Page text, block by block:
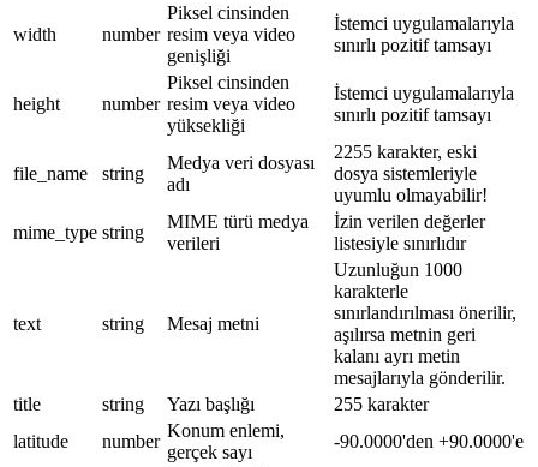
width number
Piksel cinsinden
resim veya video
genişliği
İstemci uygulamalarıyla
sınırlı pozitif tamsayı
height number
Piksel cinsinden
resim veya video
yüksekliği
İstemci uygulamalarıyla
sınırlı pozitif tamsayı
file_name string
Medya veri dosyası
adı
2255 karakter, eski
dosya sistemleriyle
uyumlu olmayabilir!
mime_type string
MIME türü medya
verileri
İzin verilen değerler
listesiyle sınırlıdır
text string Mesaj metni
Uzunluğun 1000
karakterle
sınırlandırılması önerilir,
aşılırsa metnin geri
kalanı ayrı metin
mesajlarıyla gönderilir.
title
string Yazı başlığı
255 karakter
latitude
number
Konum enlemi,
gerçek sayı
-90.0000'den +90.0000'e